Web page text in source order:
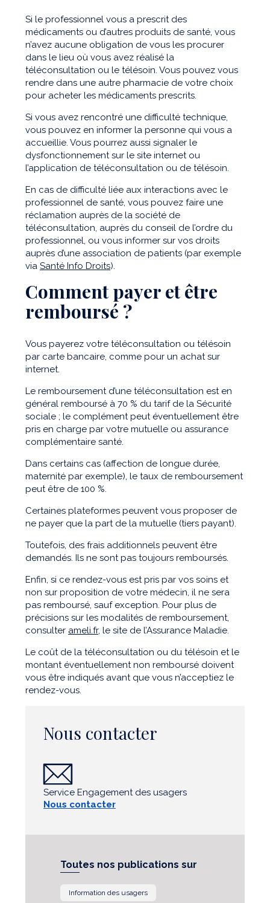
Si le professionnel vous a prescrit des
médicaments ou d’autres produits de santé, vous
n’avez aucune obligation de vous les procurer
dans le lieu où vous avez réalisé la
téléconsultation ou le télésoin. Vous pouvez vous
rendre dans une autre pharmacie de votre choix
pour acheter les médicaments prescrits.
Si vous avez rencontré une difficulté technique,
vous pouvez en informer la personne qui vous a
accueillie. Vous pourrez aussi signaler le
dysfonctionnement sur le site internet ou
l’application de téléconsultation ou de télésoin.
En cas de difficulté liée aux interactions avec le
professionnel de santé, vous pouvez faire une
réclamation auprès de la société de
téléconsultation, auprès du conseil de l’ordre du
professionnel, ou vous informer sur vos droits
auprès d’une association de patients (par exemple
via Santé Info Droits).
Comment payer et être
remboursé ?
Vous payerez votre téléconsultation ou télésoin
par carte bancaire, comme pour un achat sur
internet.
Le remboursement d’une téléconsultation est en
général remboursé à 70 % du tarif de la Sécurité
sociale ; le complément peut éventuellement être
pris en charge par votre mutuelle ou assurance
complémentaire santé.
Dans certains cas (affection de longue durée,
maternité par exemple), le taux de remboursement
peut être de 100 %.
Certaines plateformes peuvent vous proposer de
ne payer que la part de la mutuelle (tiers payant).
Toutefois, des frais additionnels peuvent être
demandés. Ils ne sont pas toujours remboursés.
Enfin, si ce rendez-vous est pris par vos soins et
non sur proposition de votre médecin, il ne sera
pas remboursé, sauf exception. Pour plus de
précisions sur les modalités de remboursement,
consulter ameli.fr, le site de l’Assurance Maladie.
Le coût de la téléconsultation ou du télésoin et le
montant éventuellement non remboursé doivent
vous être indiqués avant que vous n’acceptiez le
rendez-vous.
Nous contacter
Service Engagement des usagers
Nous contacter
Toutes nos publications sur
Information des usagers